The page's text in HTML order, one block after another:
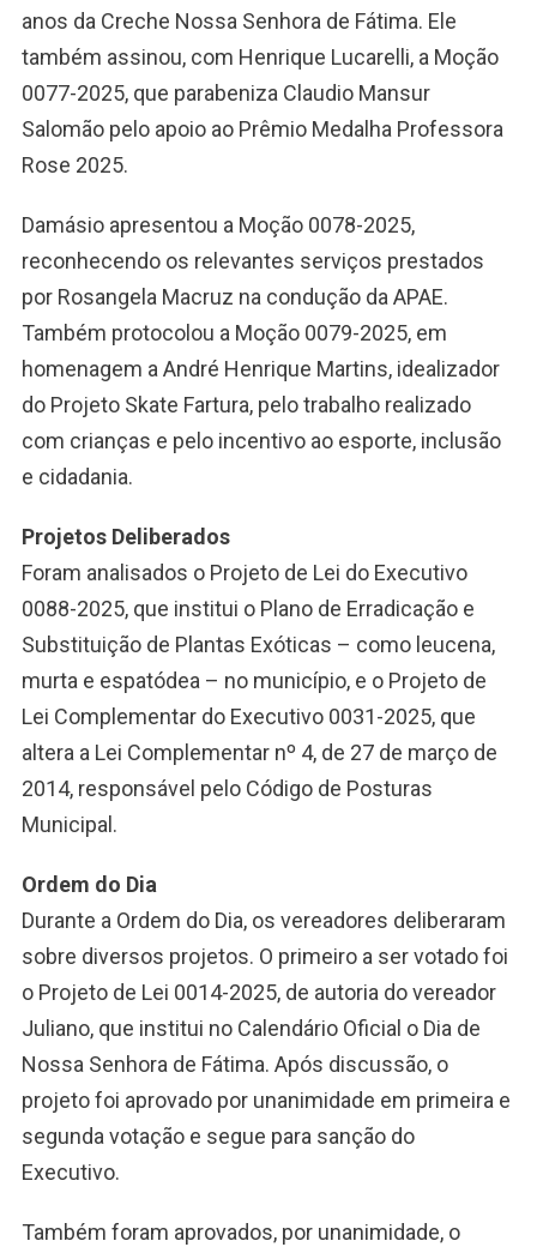
anos da Creche Nossa Senhora de Fátima. Ele
também assinou, com Henrique Lucarelli, a Moção
0077-2025, que parabeniza Claudio Mansur
Salomão pelo apoio ao Prêmio Medalha Professora
Rose 2025.
Damásio apresentou a Moção 0078-2025,
reconhecendo os relevantes serviços prestados
por Rosangela Macruz na condução da APAE.
Também protocolou a Moção 0079-2025, em
homenagem a André Henrique Martins, idealizador
do Projeto Skate Fartura, pelo trabalho realizado
com crianças e pelo incentivo ao esporte, inclusão
e cidadania.
Projetos Deliberados
Foram analisados o Projeto de Lei do Executivo
0088-2025, que institui o Plano de Erradicação e
Substituição de Plantas Exóticas – como leucena,
murta e espatódea – no município, e o Projeto de
Lei Complementar do Executivo 0031-2025, que
altera a Lei Complementar nº 4, de 27 de março de
2014, responsável pelo Código de Posturas
Municipal.
Ordem do Dia
Durante a Ordem do Dia, os vereadores deliberaram
sobre diversos projetos. O primeiro a ser votado foi
o Projeto de Lei 0014-2025, de autoria do vereador
Juliano, que institui no Calendário Oficial o Dia de
Nossa Senhora de Fátima. Após discussão, o
projeto foi aprovado por unanimidade em primeira e
segunda votação e segue para sanção do
Executivo.
Também foram aprovados, por unanimidade, o